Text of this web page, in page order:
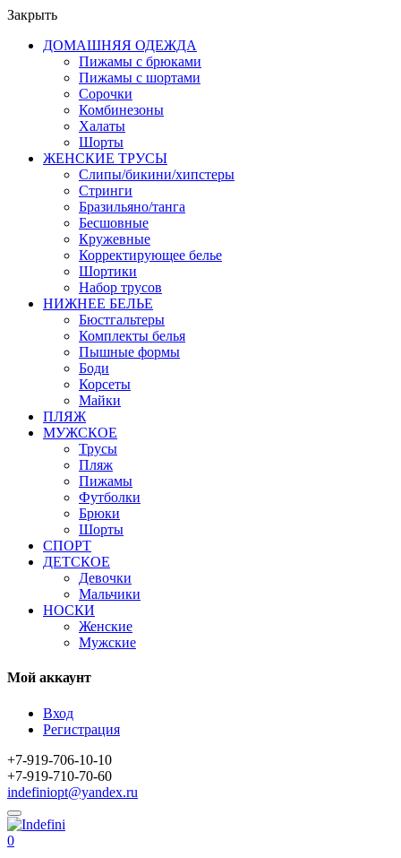
Закрыть
ДОМАШНЯЯ ОДЕЖДА
Пижамы с брюками
Пижамы с шортами
Сорочки
Комбинезоны
Халаты
Шорты
ЖЕНСКИЕ ТРУСЫ
Слипы/бикини/хипстеры
Стринги
Бразильяно/танга
Бесшовные
Кружевные
Корректирующее белье
Шортики
Набор трусов
НИЖНЕЕ БЕЛЬЕ
Бюстгальтеры
Комплекты белья
Пышные формы
Боди
Корсеты
Майки
ПЛЯЖ
МУЖСКОЕ
Трусы
Пляж
Пижамы
Футболки
Брюки
Шорты
СПОРТ
ДЕТСКОЕ
Девочки
Мальчики
НОСКИ
Женские
Мужские
Мой аккаунт
Вход
Регистрация
+7-919-706-10-10
+7-919-710-70-60
indefiniopt@yandex.ru
0